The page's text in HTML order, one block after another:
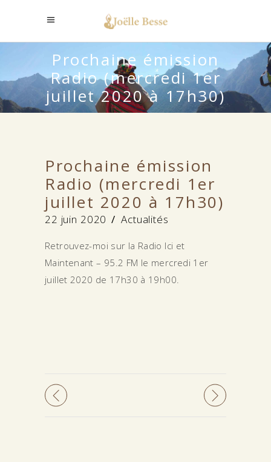
Prochaine émission
Radio (mercredi 1er
juillet 2020 à 17h30)
Prochaine émission
Radio (mercredi 1er
juillet 2020 à 17h30)
22 juin 2020 Actualités
Retrouvez-moi sur la Radio Ici et
Maintenant – 95.2 FM le mercredi 1er
juillet 2020 de 17h30 à 19h00.